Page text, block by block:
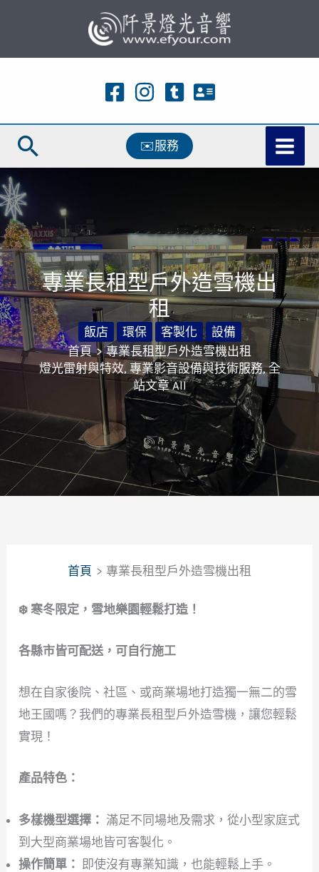
主
容
搜
尋
✉️服務
專業長租型戶外造雪機出
租
飯店 環保 客製化
設備
首頁
專業長租型戶外造雪機出租
燈光雷射與特效, 專業影音設備與技術服務,全
站文章 All
首頁 專業長租型戶外造雪機出租
❄️ 寒冬限定，雪地樂園輕鬆打造！
各縣市皆可配送，可自行施工
想在自家後院、社區、或商業場地打造獨一無二的雪
地王國嗎？我們的專業長租型戶外造雪機，讓您輕鬆
實現！
產品特色：
多樣機型選擇： 滿足不同場地及需求，從小型家庭式
到大型商業場地皆可客製化。
操作簡單：
即使沒有專業知識，也能輕鬆上手。